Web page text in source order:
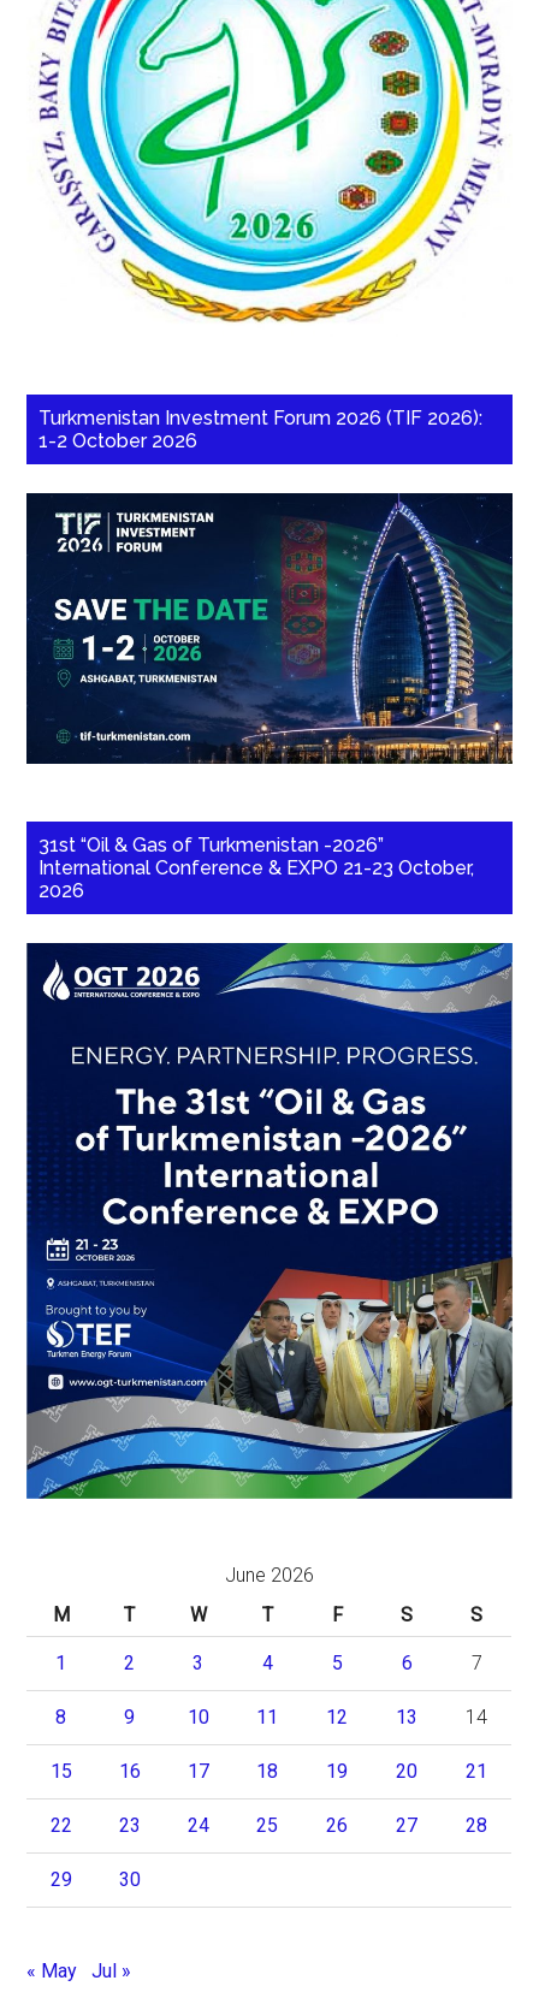
Turkmenistan Investment Forum 2026 (TIF 2026):
1-2 October 2026
31st “Oil & Gas of Turkmenistan -2026”
International Conference & EXPO 21-23 October,
2026
June 2026
M
T W T F S S
1 2 3 4 5 6 7
8 9 10 11 12 13 14
15 16 17 18 19 20 21
22 23 24 25 26 27 28
29 30
« May Jul »